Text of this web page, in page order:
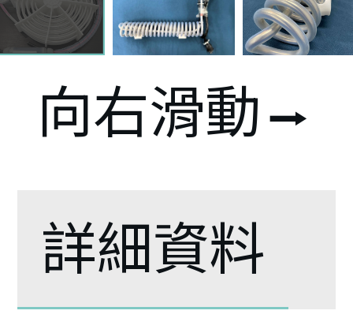
向右滑動⭢
詳細資料